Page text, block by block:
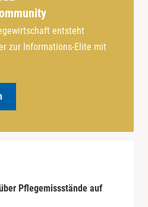
entsteht
zur Informations-Elite mit
Pflegemissstände auf